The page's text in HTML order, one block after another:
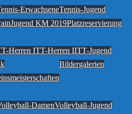
ErwachseneTennis-Jugend
Jugend KM 2019Platzreservierung
Herren ITT-Herren IITT-Jugend
Bildergalerien
DamenVolleyball-Jugend